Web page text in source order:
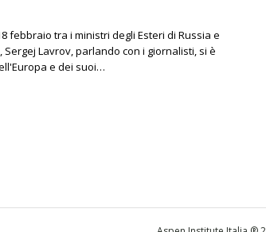
febbraio tra i ministri degli Esteri di Russia e
Lavrov, parlando con i giornalisti, si è
e dei suoi…